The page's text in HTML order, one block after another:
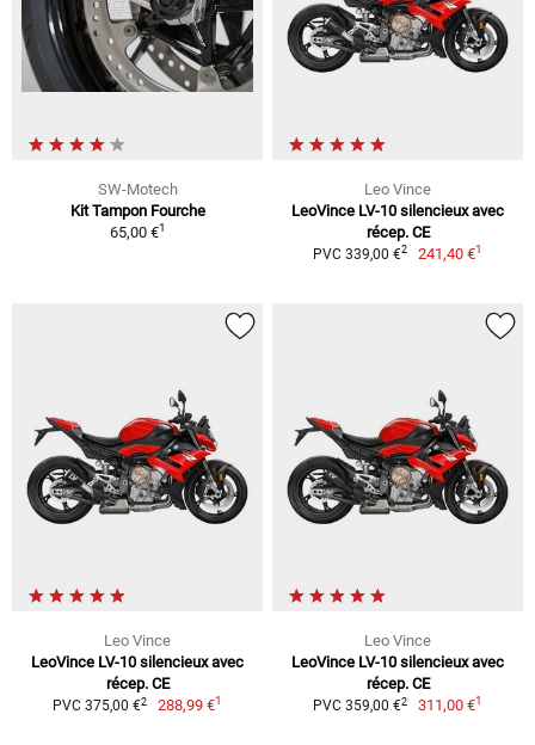
SW-Motech
Kit Tampon Fourche
65,00 €1
Leo Vince
LeoVince LV-10 silencieux avec
récep. CE
PVC 339,00 €2 241,40 €1
Leo Vince
LeoVince LV-10 silencieux avec
récep. CE
PVC 375,00 €2 288,99 €1
Leo Vince
LeoVince LV-10 silencieux avec
récep. CE
PVC 359,00 €2 311,00 €1